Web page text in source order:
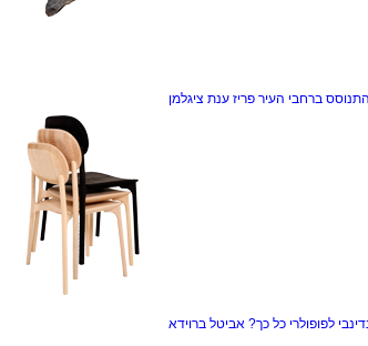
ברחבי העיר פריז ענת ציגלמן
לפופולרי כל כך? אביטל ברוידא